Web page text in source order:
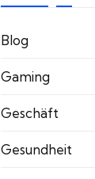
Blog
Gaming
Geschäft
Gesundheit